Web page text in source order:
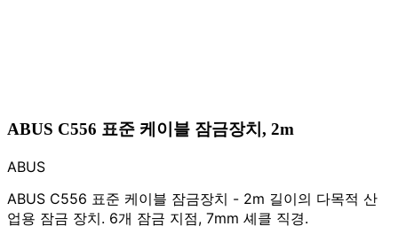
ABUS C556 표준 케이블 잠금장치, 2m
ABUS
ABUS C556 표준 케이블 잠금장치 - 2m 길이의 다목적 산
업용 잠금 장치. 6개 잠금 지점, 7mm 셰클 직경.